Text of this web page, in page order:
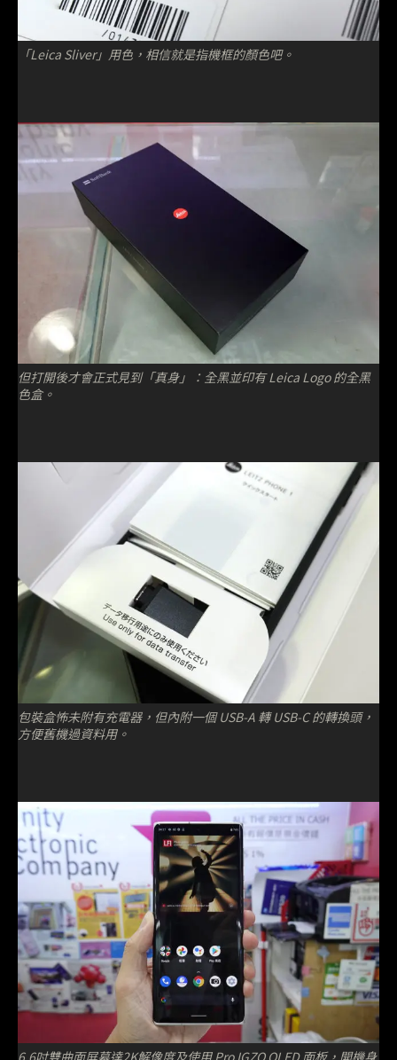
「Leica Sliver」用色，相信就是指機框的顏色吧。
但打開後才會正式見到「真身」：全黑並印有 Leica Logo 的全黑
色盒。
包裝盒怖未附有充電器，但內附一個 USB-A 轉 USB-C 的轉換頭，
方便舊機過資料用。